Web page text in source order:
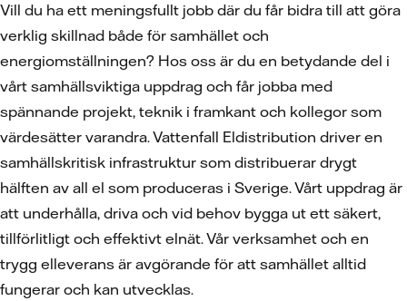
Vill du ha ett meningsfullt jobb där du får bidra till att göra
verklig skillnad både för samhället och
energiomställningen? Hos oss är du en betydande del i
vårt samhällsviktiga uppdrag och får jobba med
spännande projekt, teknik i framkant och kollegor som
värdesätter varandra. Vattenfall Eldistribution driver en
samhällskritisk infrastruktur som distribuerar drygt
hälften av all el som produceras i Sverige. Vårt uppdrag är
att underhålla, driva och vid behov bygga ut ett säkert,
tillförlitligt och effektivt elnät. Vår verksamhet och en
trygg elleverans är avgörande för att samhället alltid
fungerar och kan utvecklas.